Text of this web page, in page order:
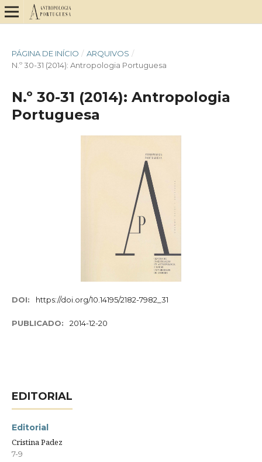
PÁGINA DE INÍCIO / ARQUIVOS /
N.º 30-31 (2014): Antropologia Portuguesa
N.º 30-31 (2014): Antropologia
Portuguesa
DOI: https://doi.org/10.14195/2182-7982_31
PUBLICADO: 2014-12-20
EDITORIAL
Editorial
Cristina Padez
7-9